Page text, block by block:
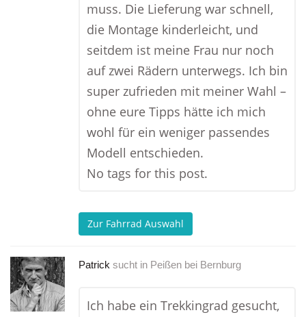
muss. Die Lieferung war schnell,
die Montage kinderleicht, und
seitdem ist meine Frau nur noch
auf zwei Rädern unterwegs. Ich bin
super zufrieden mit meiner Wahl –
ohne eure Tipps hätte ich mich
wohl für ein weniger passendes
Modell entschieden.
No tags for this post.
Zur Fahrrad Auswahl
Patrick sucht in Peißen bei Bernburg
Ich habe ein Trekkingrad gesucht,